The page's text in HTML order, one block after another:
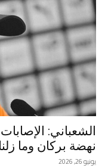
الشعباني:
نهضة بركان وما
يونيو 26, 2026